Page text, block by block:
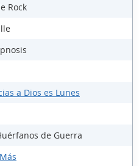
Rock
a Dios es Lunes
de Guerra